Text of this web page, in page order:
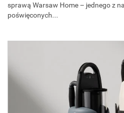
sprawą Warsaw Home – jednego z
poświęconych...